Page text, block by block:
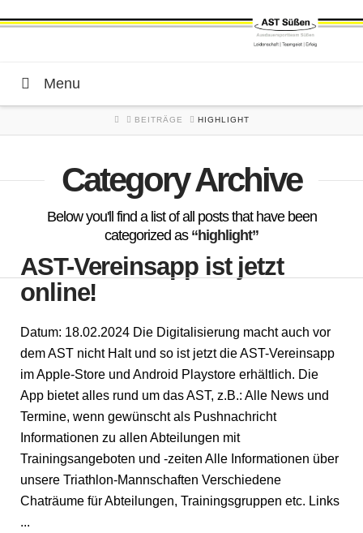
Menu
HOMEBEITRÄGE HIGHLIGHT
Category Archive
Below you'll find a list of all posts that have been
categorized as “highlight”
AST-Vereinsapp ist jetzt
online!
Datum: 18.02.2024 Die Digitalisierung macht auch vor
dem AST nicht Halt und so ist jetzt die AST-Vereinsapp
im Apple-Store und Android Playstore erhältlich. Die
App bietet alles rund um das AST, z.B.: Alle News und
Termine, wenn gewünscht als Pushnachricht
Informationen zu allen Abteilungen mit
Trainingsangeboten und -zeiten Alle Informationen über
unsere Triathlon-Mannschaften Verschiedene
Chaträume für Abteilungen, Trainingsgruppen etc. Links
...